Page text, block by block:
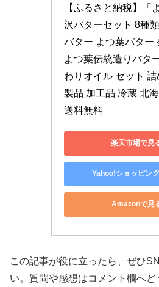
【ふるさと納税】「
沢バターセット 8種
バター よつ葉バター
よつ葉伝統造りバタ
わりオイル セット
製品 加工品 冷蔵 北
送料無料
楽天市場で見
Yahoo!ショッピン
Amazonで見
この記事が役に立ったら、ぜひ
い。質問や感想はコメント欄へど